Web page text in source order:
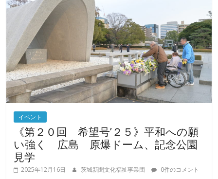
イベント
《第２０回 希望号’２５》平和への願
い強く 広島 原爆ドーム、記念公園
見学
2025年12月16日 茨城新聞文化福祉事業団 0件のコメント